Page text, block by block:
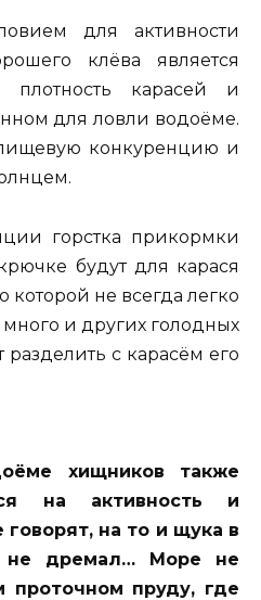
для активности
клёва является
плотность карасей и
для ловли водоёме.
пищевую конкуренцию и
горстка прикормки
будут для карася
не всегда легко
и других голодных
разделить с карасём его
хищников также
на активность и
на то и щука в
не дремал… Море не
пруду, где